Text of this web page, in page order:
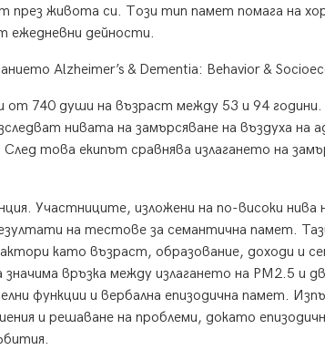
през живота си. Този тип памет помага на
ежедневни дейности.
Alzheimer’s & Dementia: Behavior &
от 740 души на възраст между 53 и 94 години.
нивата на замърсяване на въздуха на
това екипът сравнява излагането на
Участниците, изложени на по-високи нива
на тестове за семантична памет.
като възраст, образование, доходи и
връзка между излагането на PM2.5 и
функции и вербална епизодична памет.
и решаване на проблеми, докато